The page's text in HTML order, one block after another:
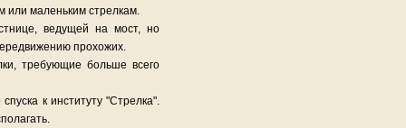
или маленьким стрелкам.
ведущей на мост, но
прохожих.
требующие больше всего
к институту "Стрелка".